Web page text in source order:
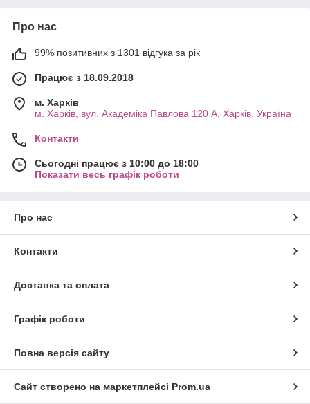
Про нас
99% позитивних з 1301 відгука за рік
Працює з 18.09.2018
м. Харків
м. Харків, вул. Академіка Павлова 120 А, Харків, Україна
Контакти
Сьогодні працює з 10:00 до 18:00
Показати весь графік роботи
Про нас
Контакти
Доставка та оплата
Графік роботи
Повна версія сайту
Сайт створено на маркетплейсі Prom.ua